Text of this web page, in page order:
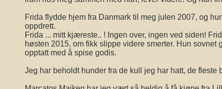
Frida flydde hjem fra Danmark til meg julen 2007, og
oppdrett.
Frida ... mitt kjæreste.. ! Ingen over, ingen ved siden!
høsten 2015, om fikk slippe videre smerter. Hun sovnet
opptatt med å spise godis.
Jeg har beholdt hunder fra de kull jeg har hatt, de fleste